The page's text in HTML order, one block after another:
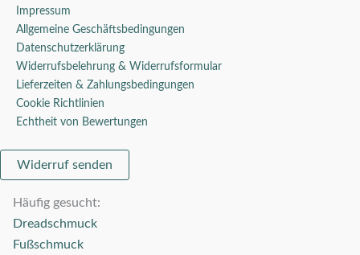
Impressum
Allgemeine Geschäftsbedingungen
Datenschutzerklärung
Widerrufsbelehrung & Widerrufsformular
Lieferzeiten & Zahlungsbedingungen
Cookie Richtlinien
Echtheit von Bewertungen
Widerruf senden
Häufig gesucht:
Dreadschmuck
Fußschmuck